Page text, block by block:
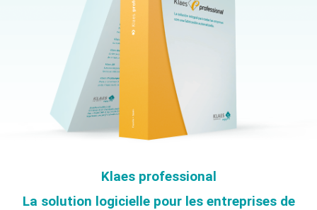
Klaes professional
La solution logicielle pour les entreprises de